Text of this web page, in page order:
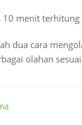
10 menit terhitung
dua cara
olahan